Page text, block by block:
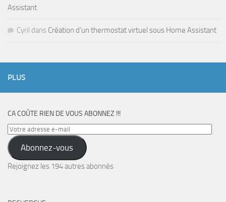
Assistant
Cyril dans Création d’un thermostat virtuel sous Home Assistant
PLUS
CA COÛTE RIEN DE VOUS ABONNEZ !!!
Votre
adresse
e-
mail
Abonnez-vous
Rejoignez les 194 autres abonnés